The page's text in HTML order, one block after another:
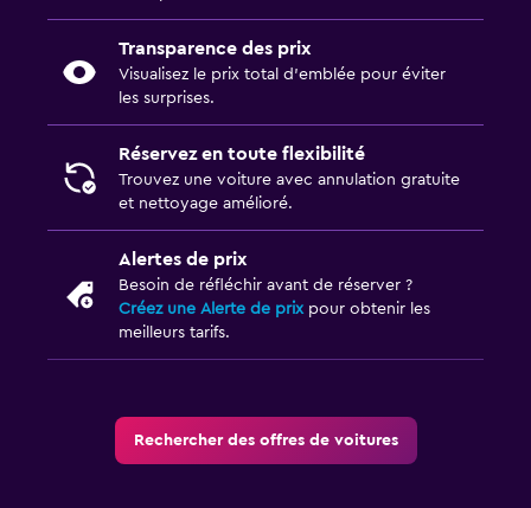
Transparence des prix
Visualisez le prix total d’emblée pour éviter
les surprises.
Réservez en toute flexibilité
Trouvez une voiture avec annulation gratuite
et nettoyage amélioré.
Alertes de prix
Besoin de réfléchir avant de réserver ?
Créez une Alerte de prixpour obtenir les
meilleurs tarifs.
Rechercher des offres de voitures